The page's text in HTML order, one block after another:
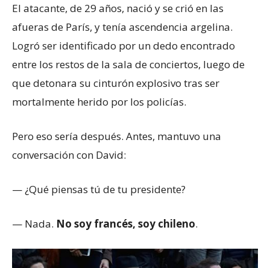
El atacante, de 29 años, nació y se crió en las
afueras de París, y tenía ascendencia argelina.
Logró ser identificado por un dedo encontrado
entre los restos de la sala de conciertos, luego de
que detonara su cinturón explosivo tras ser
mortalmente herido por los policías.
Pero eso sería después. Antes, mantuvo una
conversación con David:
— ¿Qué piensas tú de tu presidente?
— Nada. No soy francés, soy chileno.